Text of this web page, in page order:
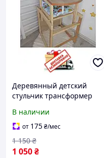
Деревянный детский
стульчик трансформер
Бесплатная доставка
В наличии
от 175₴/мес
1 050₴
1 150 ₴